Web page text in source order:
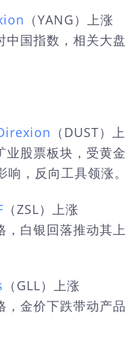
（YANG）上涨
中国指数，相关大盘
（DUST）上
业股票板块，受黄金
，反向工具领涨。
（ZSL）上涨
，白银回落推动其上
（GLL）上涨
，金价下跌带动产品